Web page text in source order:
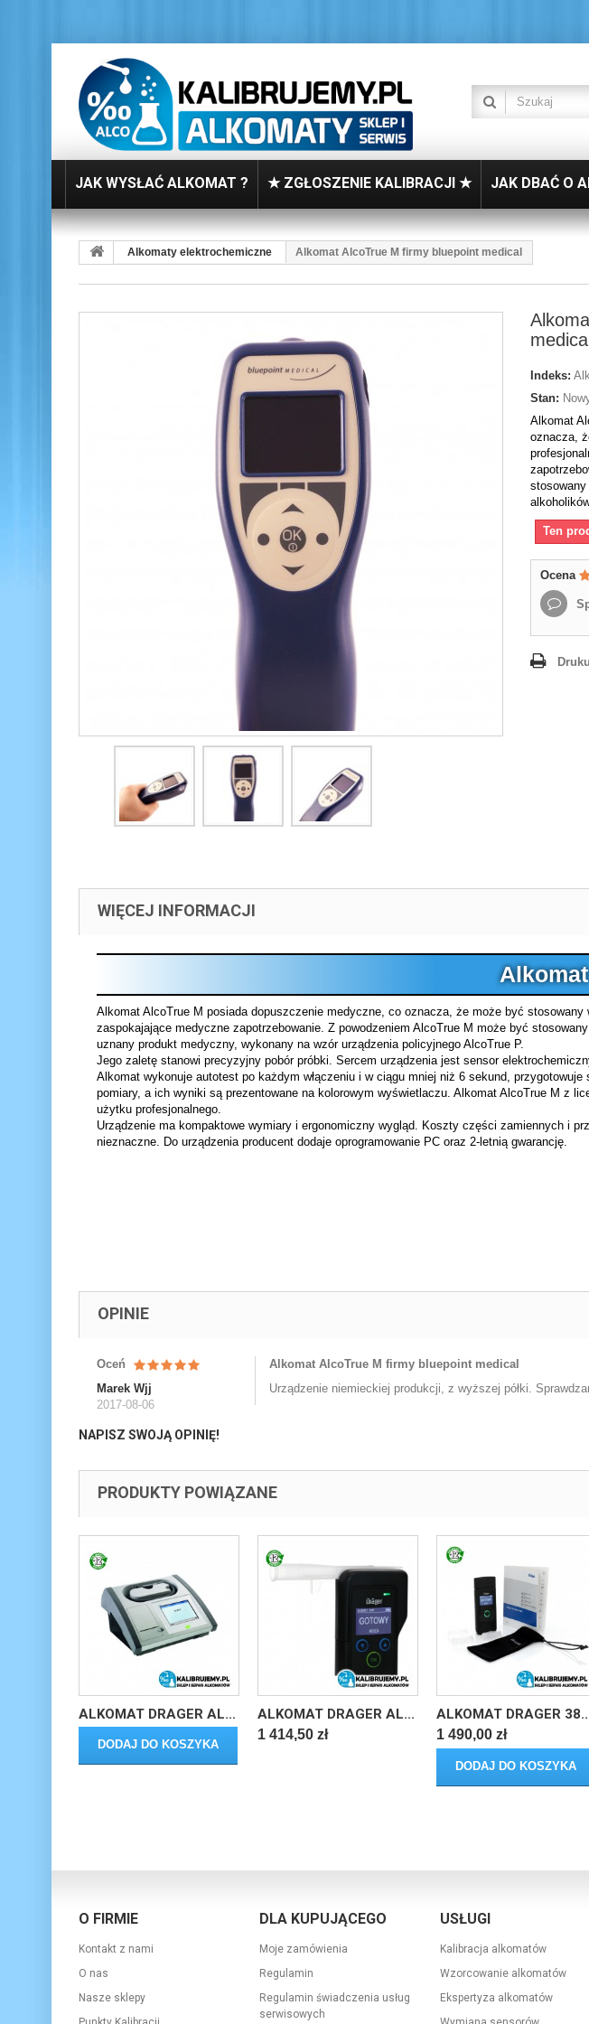
JAK WYSŁAĆ ALKOMAT ? ★ ZGŁOSZENIE KALIBRACJI ★ JAK DBAĆ O
Alkomaty elektrochemiczne Alkomat AlcoTrue M firmy bluepoint medical
medical
Indeks:
Stan:
Alkomat
oznacza,
Ten
Ocena
WIĘCEJ INFORMACJI
Alkomat AlcoTrue M posiada dopuszczenie medyczne, co oznacza, że może być
zaspokajające medyczne zapotrzebowanie. Z powodzeniem AlcoTrue M może być
uznany produkt medyczny, wykonany na wzór urządzenia policyjnego AlcoTrue P.
Jego zaletę stanowi precyzyjny pobór próbki. Sercem urządzenia jest sensor
Alkomat wykonuje autotest po każdym włączeniu i w ciągu mniej niż 6 sekund,
pomiary, a ich wyniki są prezentowane na kolorowym wyświetlaczu. Alkomat AlcoTrue M z
użytku profesjonalnego.
Urządzenie ma kompaktowe wymiary i ergonomiczny wygląd. Koszty części zamiennych i
nieznaczne. Do urządzenia producent dodaje oprogramowanie PC oraz 2-letnią gwarancję.
OPINIE
Oceń
Marek Wjj
2017-08-06
Alkomat AlcoTrue M firmy bluepoint medical
Urządzenie niemieckiej produkcji, z wyższej półki.
NAPISZ SWOJĄ OPINIĘ!
PRODUKTY POWIĄZANE
ALKOMAT DRAGER AL...
DODAJ DO KOSZYKA
ALKOMAT DRAGER AL...
1 414,50 zł
ALKOMAT DRAGER
1 490,00 zł
DODAJ DO KOSZYKA
O FIRMIE
Kontakt z nami
O nas
Nasze sklepy
DLA KUPUJĄCEGO
Moje zamówienia
Regulamin
Regulamin świadczenia usług
serwisowych
USŁUGI
Kalibracja alkomatów
Wzorcowanie alkomatów
Ekspertyza alkomatów